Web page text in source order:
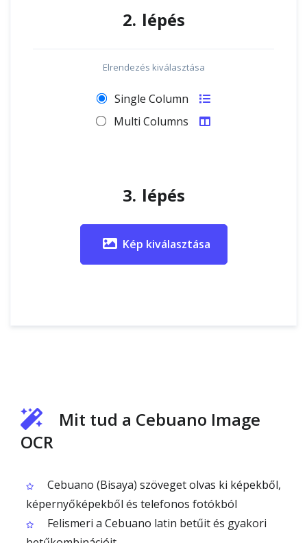
2. lépés
Elrendezés kiválasztása
Single Column
Multi Columns
3. lépés
Kép kiválasztása
Mit tud a Cebuano Image
OCR
Cebuano (Bisaya) szöveget olvas ki képekből,
képernyőképekből és telefonos fotókból
Felismeri a Cebuano latin betűit és gyakori